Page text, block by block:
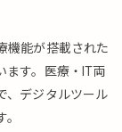
機能が搭載された
ます。医療・IT両
、デジタルツール